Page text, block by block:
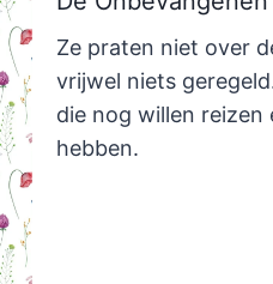
Ze praten niet over
vrijwel niets
die nog willen reizen
hebben.